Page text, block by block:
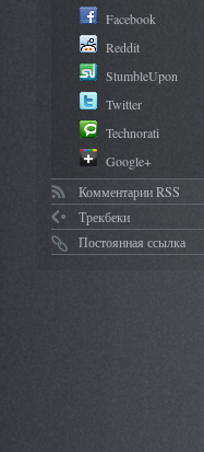
Facebook
Reddit
StumbleUpon
Twitter
Technorati
Google+
Комментарии RSS
Трекбеки
Постоянная ссылка